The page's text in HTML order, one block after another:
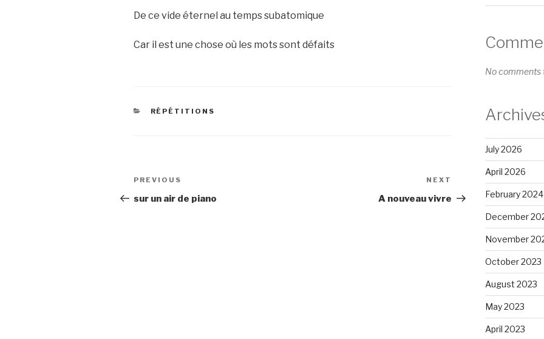
De ce vide éternel au temps subatomique
Car il est une chose où les mots sont défaits
CATEGORIES
RÉPÉTITIONS
Post
navigation
Previous
Post
PREVIOUS
sur un air de piano
Post
NEXT
A nouveau vivre
No comments
July 2026
April 2026
February 2024
December
November
October 2023
August 2023
May 2023
April 2023